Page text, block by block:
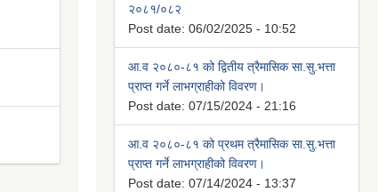
२०८१/०८२
Post date: 06/02/2025 - 10:52
आ.व २०८०-८१ को द्वितीय त्रैमासिक सा.सु.भत्ता
प्राप्त गर्ने लाभग्राहीको विवरण।
Post date: 07/15/2024 - 21:16
आ.व २०८०-८१ को प्रथम त्रैमासिक सा.सु.भत्ता
प्राप्त गर्ने लाभग्राहीको विवरण।
Post date: 07/14/2024 - 13:37